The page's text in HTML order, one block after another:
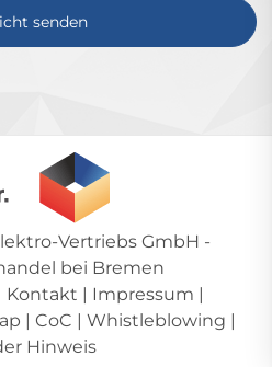
senden
Vertriebs GmbH -
bei Bremen
Kontakt | Impressum |
| CoC | Whistleblowing |
Hinweis